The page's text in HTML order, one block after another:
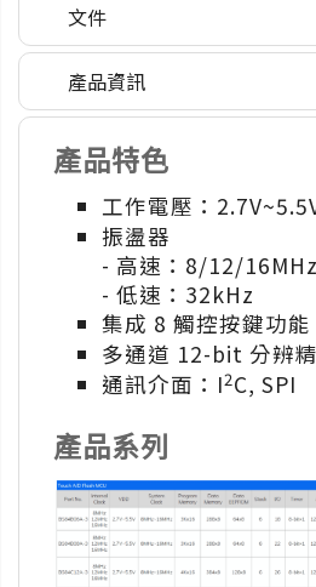
文件
產品資訊
產品特色
工作電壓：
振盪器
- 高速：8/12/16MHz
- 低速：32kHz
集成 8 觸控按鍵功
多通道 12-bit 分辨
通訊介面：I2C, SPI
產品系列